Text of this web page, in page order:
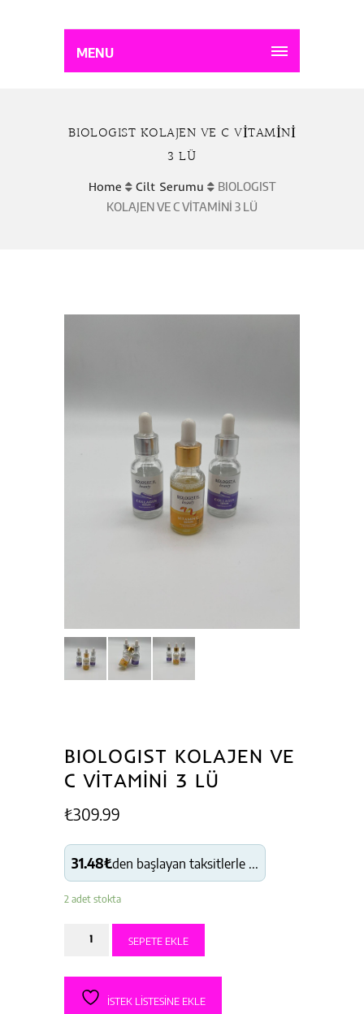
MENU
BIOLOGIST KOLAJEN VE C VİTAMİNİ
3 LÜ
Home Cilt Serumu
BIOLOGIST
KOLAJEN VE C VİTAMİNİ 3 LÜ
BIOLOGIST KOLAJEN VE
C VİTAMİNİ 3 LÜ
₺309.99
31.48₺den başlayan taksitlerle ...
2 adet stokta
BIOLOGIST
KOLAJEN
VE
SEPETE EKLE
İSTEK LISTESINE EKLE